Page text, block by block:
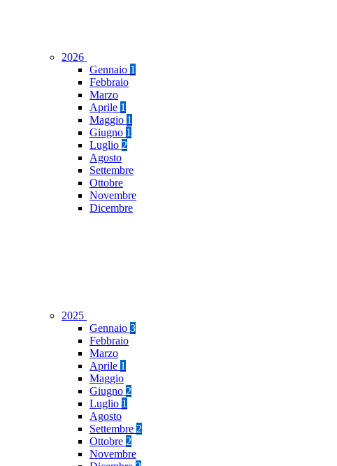
2026
Gennaio 1
Febbraio
Marzo
Aprile 1
Maggio 1
Giugno 1
Luglio 2
Agosto
Settembre
Ottobre
Novembre
Dicembre
2025
Gennaio 3
Febbraio
Marzo
Aprile 1
Maggio
Giugno 2
Luglio 1
Agosto
Settembre 2
Ottobre 2
Novembre